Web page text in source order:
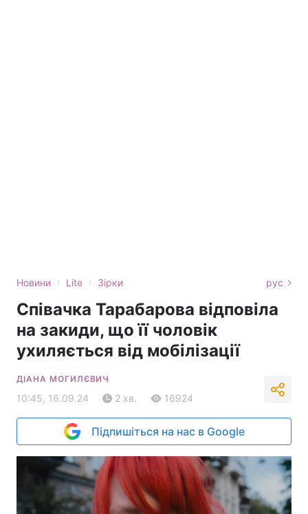
Новини › Lite › Зірки рус
Співачка Тарабарова відповіла
на закиди, що її чоловік
ухиляється від мобілізації
ДІАНА МОГИЛЄВИЧ
10:45, 16.09.24 2 хв. 16924
Підпишіться на нас в Google